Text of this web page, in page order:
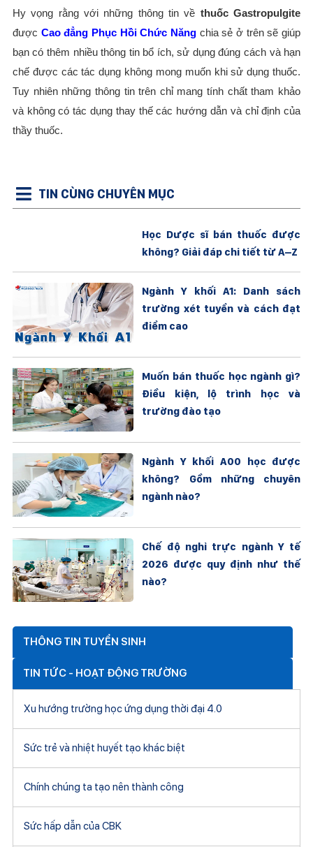
Hy vọng rằng với những thông tin về thuốc Gastropulgite
được Cao đẳng Phục Hồi Chức Năng chia sẻ ở trên sẽ giúp
bạn có thêm nhiều thông tin bổ ích, sử dụng đúng cách và hạn
chế được các tác dụng không mong muốn khi sử dụng thuốc.
Tuy nhiên những thông tin trên chỉ mang tính chất tham khảo
và không có tác dụng thay thế các hướng dẫn và chỉ định của
thầy thuốc.
TIN CÙNG CHUYÊN MỤC
Học Dược sĩ bán thuốc được
không? Giải đáp chi tiết từ A–Z
Ngành Y khối A1: Danh sách
trường xét tuyển và cách đạt
điểm cao
Muốn bán thuốc học ngành gì?
Điều kiện, lộ trình học và
trường đào tạo
Ngành Y khối A00 học được
không? Gồm những chuyên
ngành nào?
Chế độ nghỉ trực ngành Y tế
2026 được quy định như thế
nào?
THÔNG TIN TUYỂN SINH
TIN TỨC - HOẠT ĐỘNG TRƯỜNG
Xu hướng trường học ứng dụng thời đại 4.0
Sức trẻ và nhiệt huyết tạo khác biệt
Chính chúng ta tạo nên thành công
Sức hấp dẫn của CBK